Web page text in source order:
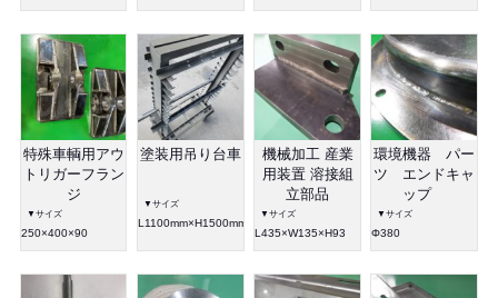
特殊車輌用アウ
トリガーフラン
ジ
▼サイズ
250×400×90
塗装用吊り台車
▼サイズ
L1100mm×H1500mm×W450mm
機械加工 産業
用装置 溶接組
立部品
▼サイズ
L435×W135×H93
環境機器 パー
ツ エンドキャ
ップ
▼サイズ
Φ380